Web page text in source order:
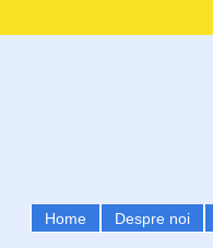
Home Despre noi